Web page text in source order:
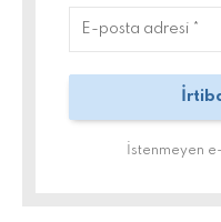
İstenmeyen